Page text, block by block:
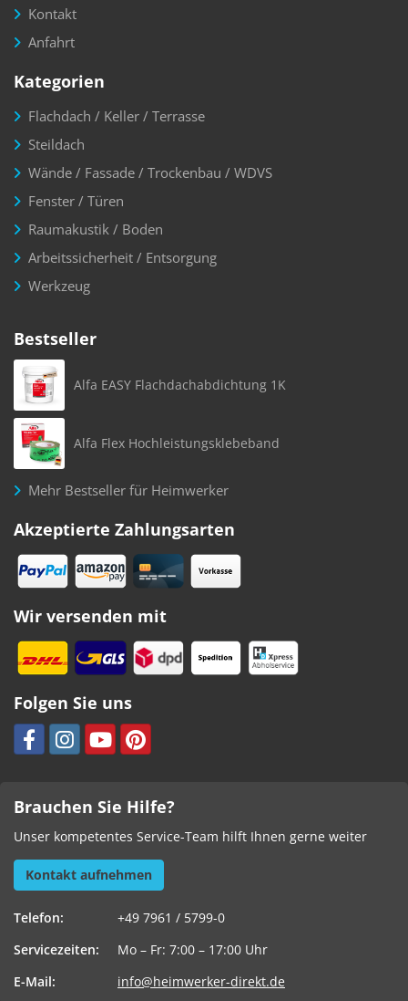
Kontakt
Anfahrt
Kategorien
Flachdach / Keller / Terrasse
Steildach
Wände / Fassade / Trockenbau / WDVS
Fenster / Türen
Raumakustik / Boden
Arbeitssicherheit / Entsorgung
Werkzeug
Bestseller
Alfa EASY Flachdachabdichtung 1K
Alfa Flex Hochleistungsklebeband
Mehr Bestseller für Heimwerker
Akzeptierte Zahlungsarten
Wir versenden mit
Folgen Sie uns
Brauchen Sie Hilfe?
Unser kompetentes Service-Team hilft Ihnen gerne weiter
Kontakt aufnehmen
Telefon:
+49 7961 / 5799-0
Servicezeiten:
Mo – Fr: 7:00 – 17:00 Uhr
E-Mail:
info@heimwerker-direkt.de